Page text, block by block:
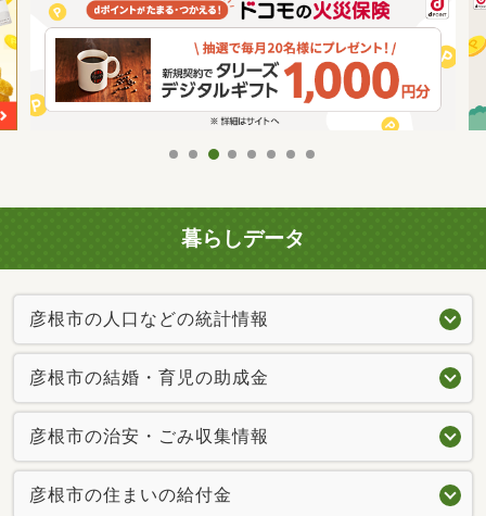
暮らしデータ
彦根市の人口などの統計情報
彦根市の結婚・育児の助成金
彦根市の治安・ごみ収集情報
彦根市の住まいの給付金